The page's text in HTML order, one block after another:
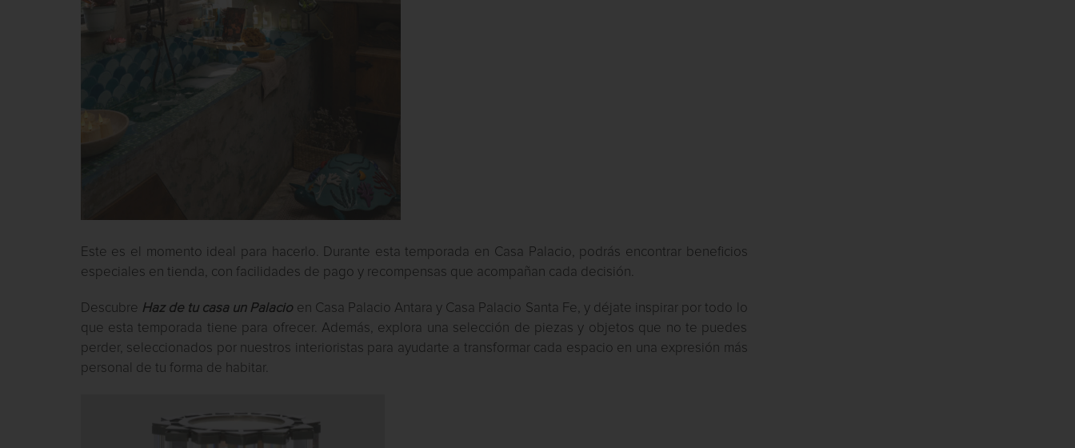
Este es el momento ideal para hacerlo. Durante esta temporada en Casa Palacio, podrás encontrar beneficios
especiales en tienda, con facilidades de pago y recompensas que acompañan cada decisión.
Descubre Haz de tu casa un Palacio en Casa Palacio Antara y Casa Palacio Santa Fe, y déjate inspirar por todo lo
que esta temporada tiene para ofrecer. Además, explora una selección de piezas y objetos que no te puedes
perder, seleccionados por nuestros interioristas para ayudarte a transformar cada espacio en una expresión más
personal de tu forma de habitar.